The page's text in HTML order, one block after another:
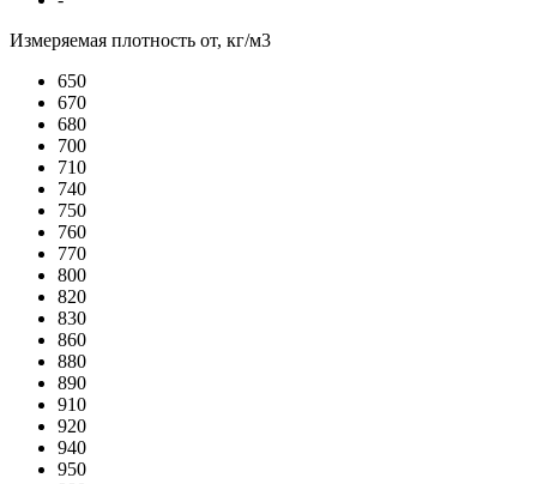
Измеряемая плотность от, кг/м3
650
670
680
700
710
740
750
760
770
800
820
830
860
880
890
910
920
940
950